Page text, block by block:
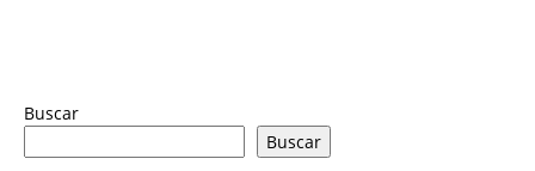
Buscar
Buscar